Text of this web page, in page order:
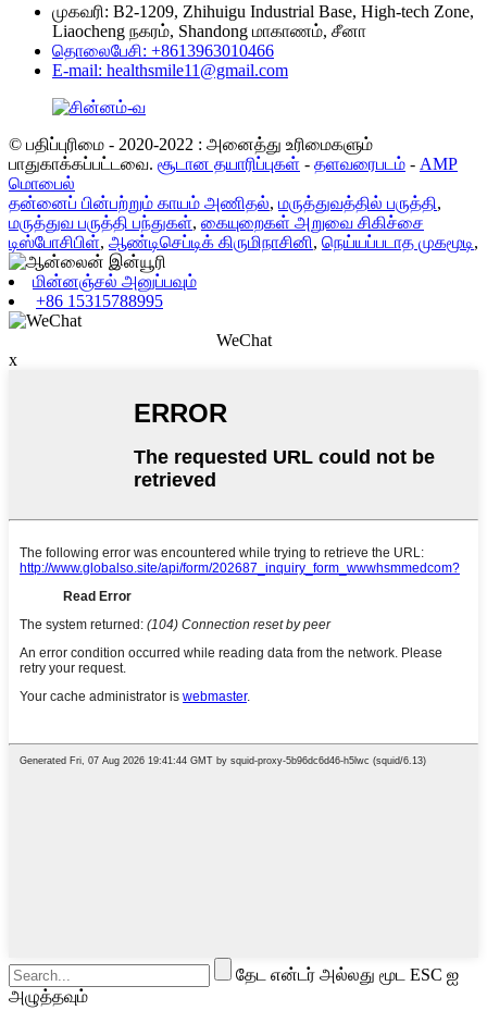
முகவரி: B2-1209, Zhihuigu Industrial Base, High-tech Zone,
Liaocheng நகரம், Shandong மாகாணம், சீனா
தொலைபேசி: +8613963010466
E-mail: healthsmile11@gmail.com
© பதிப்புரிமை - 2020-2022 : அனைத்து உரிமைகளும்
பாதுகாக்கப்பட்டவை. சூடான தயாரிப்புகள் - தளவரைபடம் - AMP
மொபைல்
தன்னைப் பின்பற்றும் காயம் அணிதல், மருத்துவத்தில் பருத்தி,
மருத்துவ பருத்தி பந்துகள், கையுறைகள் அறுவை சிகிச்சை
டிஸ்போசிபிள், ஆண்டிசெப்டிக் கிருமிநாசினி, நெய்யப்படாத முகமூடி,
மின்னஞ்சல் அனுப்பவும்
+86 15315788995
WeChat
x
தேட என்டர் அல்லது மூட ESC ஐ
அழுத்தவும்